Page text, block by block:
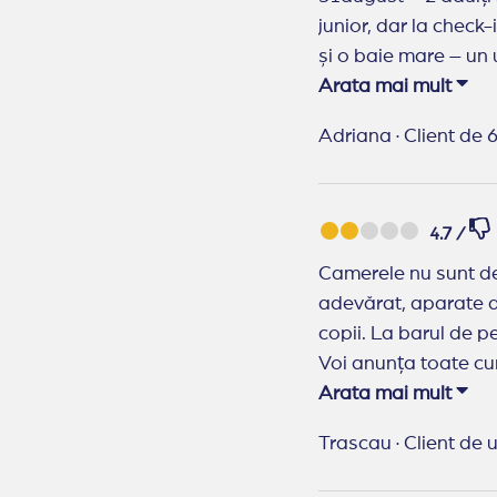
junior, dar la
și o baie mare –
clădirile
Curățenie zilnică,
brownie la fel wow,
surpriză plăcută. -
cu cartofi prăjiți,
proaspăt și bine
dedicați. Dansuri,
arcul, karaoke,
gresia din dreptul
Arata mai mult
Adriana · Client de
4.7 /
Camerele nu sunt de 4 stele. Mâncarea se repeta aproape seara de seara
adevărat, aparate
copii. La barul de pe
Voi anunța toate
Recomand
Arata mai mult
Trascau · Client de